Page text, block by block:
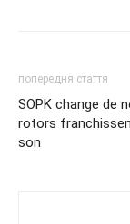
попередня стаття
SOPK change de
rotors
son